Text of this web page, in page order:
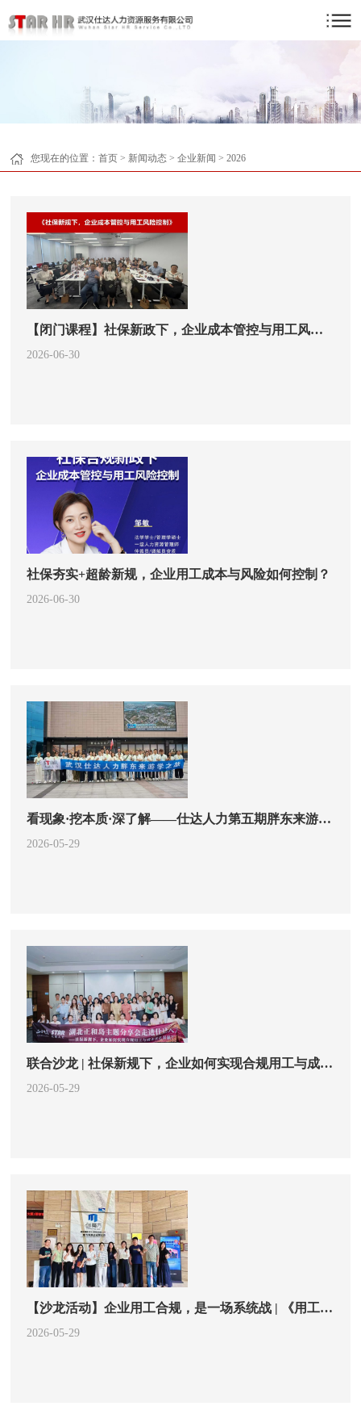
您现在的位置：首页 > 新闻动态 >企业新闻 >2026
【闭门课程】社保新政下，企业成本管控与用工风险控制圆满结束
2026-06-30
社保夯实+超龄新规，企业用工成本与风险如何控制？
2026-06-30
看现象·挖本质·深了解——仕达人力第五期胖东来游学之旅圆满结束
2026-05-29
联合沙龙 | 社保新规下，企业如何实现合规用工与成本管控
2026-05-29
【沙龙活动】企业用工合规，是一场系统战 | 《用工风险识别与防控
2026-05-29